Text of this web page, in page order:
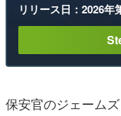
リリース日：2026年
保安官のジェーム